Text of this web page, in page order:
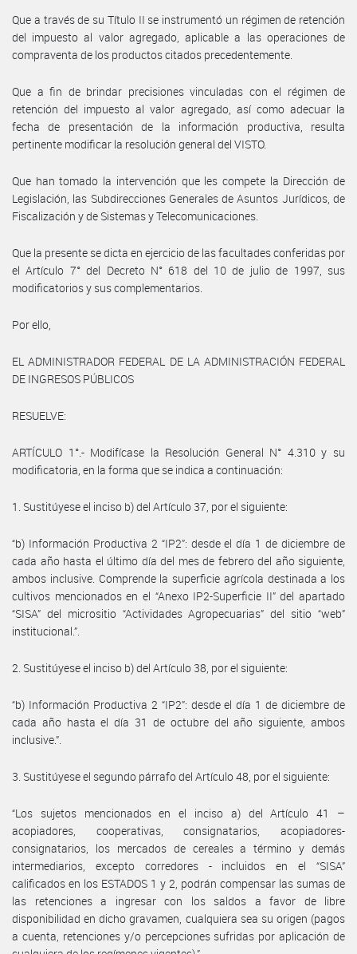
Que a través de su Título II se instrumentó un régimen de retención
del impuesto al valor agregado, aplicable a las operaciones de
compraventa de los productos citados precedentemente.
Que a fin de brindar precisiones vinculadas con el régimen de
retención del impuesto al valor agregado, así como adecuar la
fecha de presentación de la información productiva, resulta
pertinente modificar la resolución general del VISTO.
Que han tomado la intervención que les compete la Dirección de
Legislación, las Subdirecciones Generales de Asuntos Jurídicos, de
Fiscalización y de Sistemas y Telecomunicaciones.
Que la presente se dicta en ejercicio de las facultades conferidas por
el Artículo 7° del Decreto N° 618 del 10 de julio de 1997, sus
modificatorios y sus complementarios.
Por ello,
EL ADMINISTRADOR FEDERAL DE LA ADMINISTRACIÓN FEDERAL
DE INGRESOS PÚBLICOS
RESUELVE:
ARTÍCULO 1°.- Modifícase la Resolución General N° 4.310 y su
modificatoria, en la forma que se indica a continuación:
1. Sustitúyese el inciso b) del Artículo 37, por el siguiente:
“b) Información Productiva 2 “IP2”: desde el día 1 de diciembre de
cada año hasta el último día del mes de febrero del año siguiente,
ambos inclusive. Comprende la superficie agrícola destinada a los
cultivos mencionados en el “Anexo IP2-Superficie II” del apartado
“SISA” del micrositio “Actividades Agropecuarias” del sitio “web”
institucional.”.
2. Sustitúyese el inciso b) del Artículo 38, por el siguiente:
“b) Información Productiva 2 “IP2”: desde el día 1 de diciembre de
cada año hasta el día 31 de octubre del año siguiente, ambos
inclusive.”.
3. Sustitúyese el segundo párrafo del Artículo 48, por el siguiente:
“Los sujetos mencionados en el inciso a) del Artículo 41 –
acopiadores, cooperativas, consignatarios, acopiadores-
consignatarios, los mercados de cereales a término y demás
intermediarios, excepto corredores - incluidos en el “SISA”
calificados en los ESTADOS 1 y 2, podrán compensar las sumas de
las retenciones a ingresar con los saldos a favor de libre
disponibilidad en dicho gravamen, cualquiera sea su origen (pagos
a cuenta, retenciones y/o percepciones sufridas por aplicación de